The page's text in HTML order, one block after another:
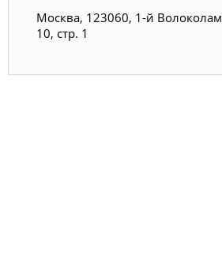
Москва, 123060, 1-й
10, стр. 1